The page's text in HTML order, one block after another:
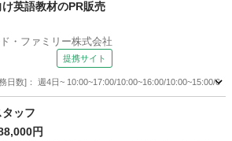
英語教材のPR販売
・ファミリー株式会社
提携サイト
日数]： 週4日~ 10:00~17:00/10:00~16:00/10:00~15:00/
タッフ
円